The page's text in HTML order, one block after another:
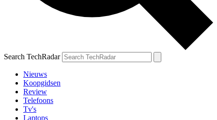
Search TechRadar
Nieuws
Koopgidsen
Review
Telefoons
Tv's
Laptops